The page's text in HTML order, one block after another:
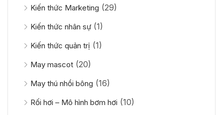
Kiến thức Marketing (29)
Kiến thức nhân sự (1)
Kiến thức quản trị (1)
May mascot (20)
May thú nhồi bông (16)
Rối hơi – Mô hình bơm hơi (10)